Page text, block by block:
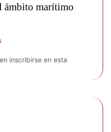
ámbito marítimo
inscribirse en esta